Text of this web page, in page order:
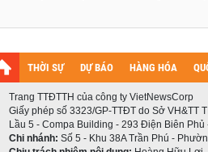
THỜI SỰ DỰ BÁO HÀNG HÓA
Trang TTĐTTH của công ty VietNewsCorp
Giấy phép số 3323/GP-TTĐT do Sở VH&TT
Lầu 5 - Compa Building - 293 Điện Biên
Chi nhánh: Số 5 - Khu 38A Trần Phú -